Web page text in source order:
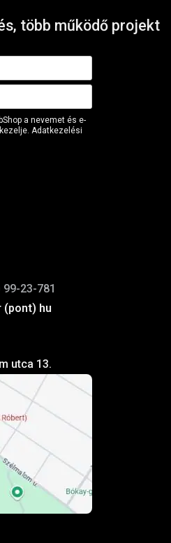
több működő projekt
a nevemet és e-
Adatkezelési
23-781
(pont) hu
utca 13.